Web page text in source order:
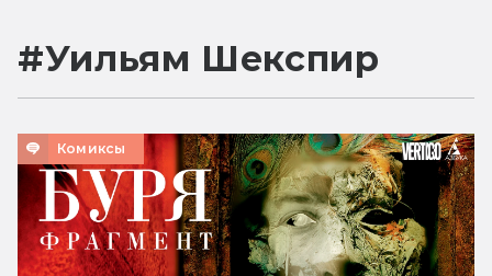
#Уильям Шекспир
Комиксы